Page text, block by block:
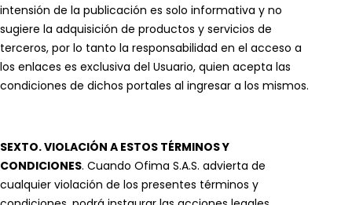
intensión de la publicación es solo informativa y no
sugiere la adquisición de productos y servicios de
terceros, por lo tanto la responsabilidad en el acceso a
los enlaces es exclusiva del Usuario, quien acepta las
condiciones de dichos portales al ingresar a los mismos.
SEXTO. VIOLACIÓN A ESTOS TÉRMINOS Y
CONDICIONES. Cuando Ofima S.A.S. advierta de
cualquier violación de los presentes términos y